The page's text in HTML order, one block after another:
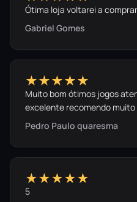
Ótima loja voltarei a
Gabriel Gomes
★★★★★
Muito bom ótimos jogos
excelente recomendo muito
Pedro Paulo quaresma
★★★★★
5